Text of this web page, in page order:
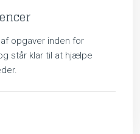
opgaver inden for
står klar til at hjælpe